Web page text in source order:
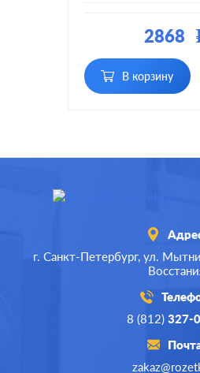
Подсветка:
2868
В корзину
г. Санкт-Петербург, ул.
8 (812) 327-